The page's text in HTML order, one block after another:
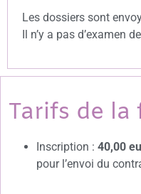
Les dossiers sont
Il n’y a pas d’examen
Tarifs de
Inscription : 40,00
pour l’envoi du